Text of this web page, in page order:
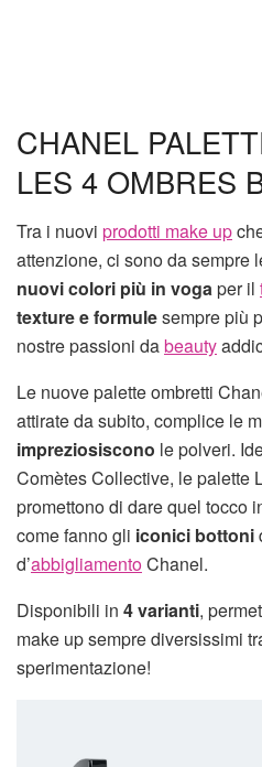
CHANEL
LES 4 OMBRES
Tra i nuovi prodotti make up
attenzione, ci sono da sempre
nuovi colori più in vogaper il
texture e formulesempre più
nostre passioni dabeauty
Le nuove palette ombretti
attirate da subito, complice le
impreziosiscono le polveri.
Comètes Collective, le palette
promettono di dare quel tocco
come fanno gli iconici bottoni
d’abbigliamentoChanel.
Disponibili in 4 varianti,
make up sempre diversissimi
sperimentazione!